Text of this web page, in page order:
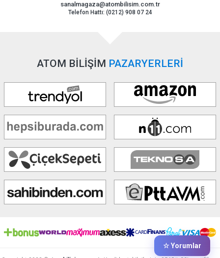
☆ Yorumlar
sanalmagaza@atombilisim.com.tr
Telefon Hattı: (0212) 908 07 24
ATOM BİLİŞİM PAZARYERLERİ